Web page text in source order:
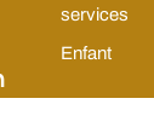
services
Enfant